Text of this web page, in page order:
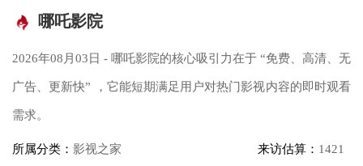
哪吒影院
2026年08月03日 - 哪吒影院的核心吸引力在于 “免费、高清、无
广告、更新快” ，它能短期满足用户对热门影视内容的即时观看
需求。
所属分类： 影视之家 来访估算： 1421